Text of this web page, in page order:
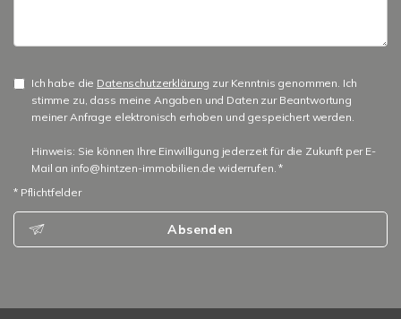
Ich habe die Datenschutzerklärung zur Kenntnis genommen. Ich
stimme zu, dass meine Angaben und Daten zur Beantwortung
meiner Anfrage elektronisch erhoben und gespeichert werden.
Hinweis: Sie können Ihre Einwilligung jederzeit für die Zukunft per E-
Mail an info@hintzen-immobilien.de widerrufen. *
* Pflichtfelder
Absenden